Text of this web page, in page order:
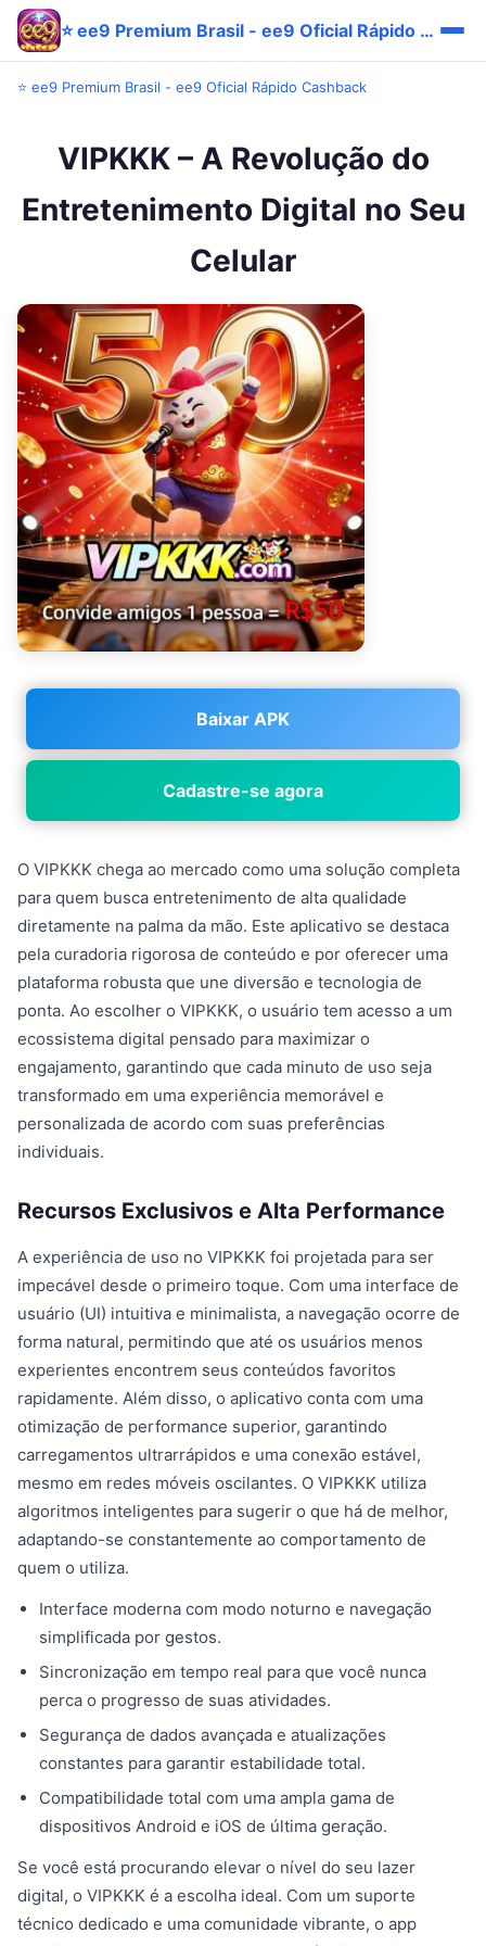
⭐ ee9 Premium Brasil - ee9 Oficial Rápido Cashback
⭐ ee9 Premium Brasil - ee9 Oficial Rápido Cashback
VIPKKK – A Revolução do
Entretenimento Digital no Seu
Celular
Baixar APK
Cadastre-se agora
O VIPKKK chega ao mercado como uma solução completa
para quem busca entretenimento de alta qualidade
diretamente na palma da mão. Este aplicativo se destaca
pela curadoria rigorosa de conteúdo e por oferecer uma
plataforma robusta que une diversão e tecnologia de
ponta. Ao escolher o VIPKKK, o usuário tem acesso a um
ecossistema digital pensado para maximizar o
engajamento, garantindo que cada minuto de uso seja
transformado em uma experiência memorável e
personalizada de acordo com suas preferências
individuais.
Recursos Exclusivos e Alta Performance
A experiência de uso no VIPKKK foi projetada para ser
impecável desde o primeiro toque. Com uma interface de
usuário (UI) intuitiva e minimalista, a navegação ocorre de
forma natural, permitindo que até os usuários menos
experientes encontrem seus conteúdos favoritos
rapidamente. Além disso, o aplicativo conta com uma
otimização de performance superior, garantindo
carregamentos ultrarrápidos e uma conexão estável,
mesmo em redes móveis oscilantes. O VIPKKK utiliza
algoritmos inteligentes para sugerir o que há de melhor,
adaptando-se constantemente ao comportamento de
quem o utiliza.
Interface moderna com modo noturno e navegação
simplificada por gestos.
Sincronização em tempo real para que você nunca
perca o progresso de suas atividades.
Segurança de dados avançada e atualizações
constantes para garantir estabilidade total.
Compatibilidade total com uma ampla gama de
dispositivos Android e iOS de última geração.
Se você está procurando elevar o nível do seu lazer
digital, o VIPKKK é a escolha ideal. Com um suporte
técnico dedicado e uma comunidade vibrante, o app